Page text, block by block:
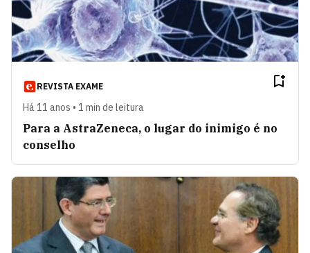
REVISTA EXAME
Há 11 anos • 1 min de leitura
Para a AstraZeneca, o lugar do inimigo é no
conselho